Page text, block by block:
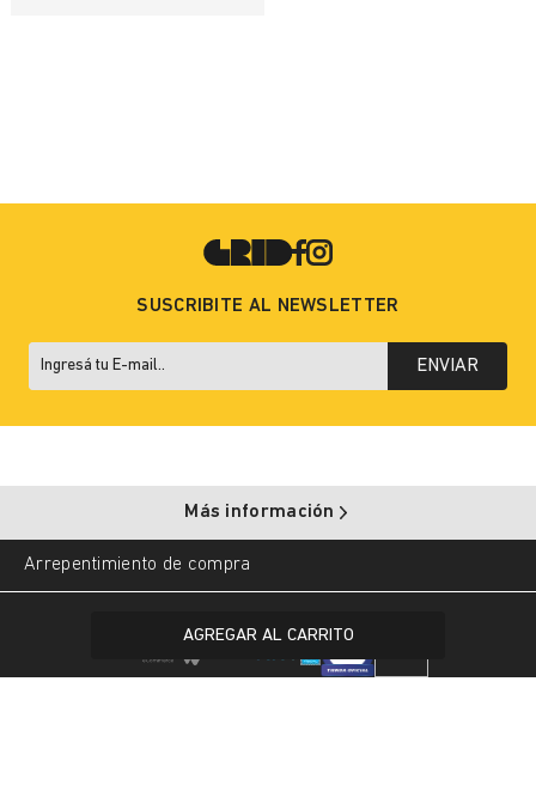
AGREGAR AL CARRITO
SUSCRIBITE AL NEWSLETTER
ENVIAR
Más información
Arrepentimiento de compra